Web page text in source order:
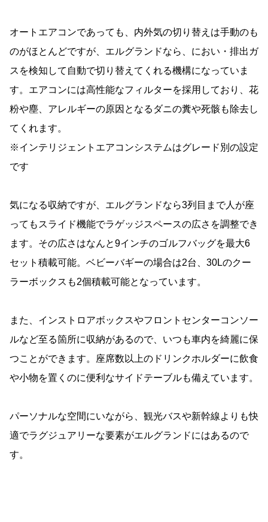
オートエアコンであっても、内外気の切り替えは手動のも
のがほとんどですが、エルグランドなら、におい・排出ガ
スを検知して自動で切り替えてくれる機構になっていま
す。エアコンには高性能なフィルターを採用しており、花
粉や塵、アレルギーの原因となるダニの糞や死骸も除去し
てくれます。
※インテリジェントエアコンシステムはグレード別の設定
です
気になる収納ですが、エルグランドなら3列目まで人が座
ってもスライド機能でラゲッジスペースの広さを調整でき
ます。その広さはなんと9インチのゴルフバッグを最大6
セット積載可能。ベビーバギーの場合は2台、30Lのクー
ラーボックスも2個積載可能となっています。
また、インストロアボックスやフロントセンターコンソー
ルなど至る箇所に収納があるので、いつも車内を綺麗に保
つことができます。座席数以上のドリンクホルダーに飲食
や小物を置くのに便利なサイドテーブルも備えています。
パーソナルな空間にいながら、観光バスや新幹線よりも快
適でラグジュアリーな要素がエルグランドにはあるので
す。